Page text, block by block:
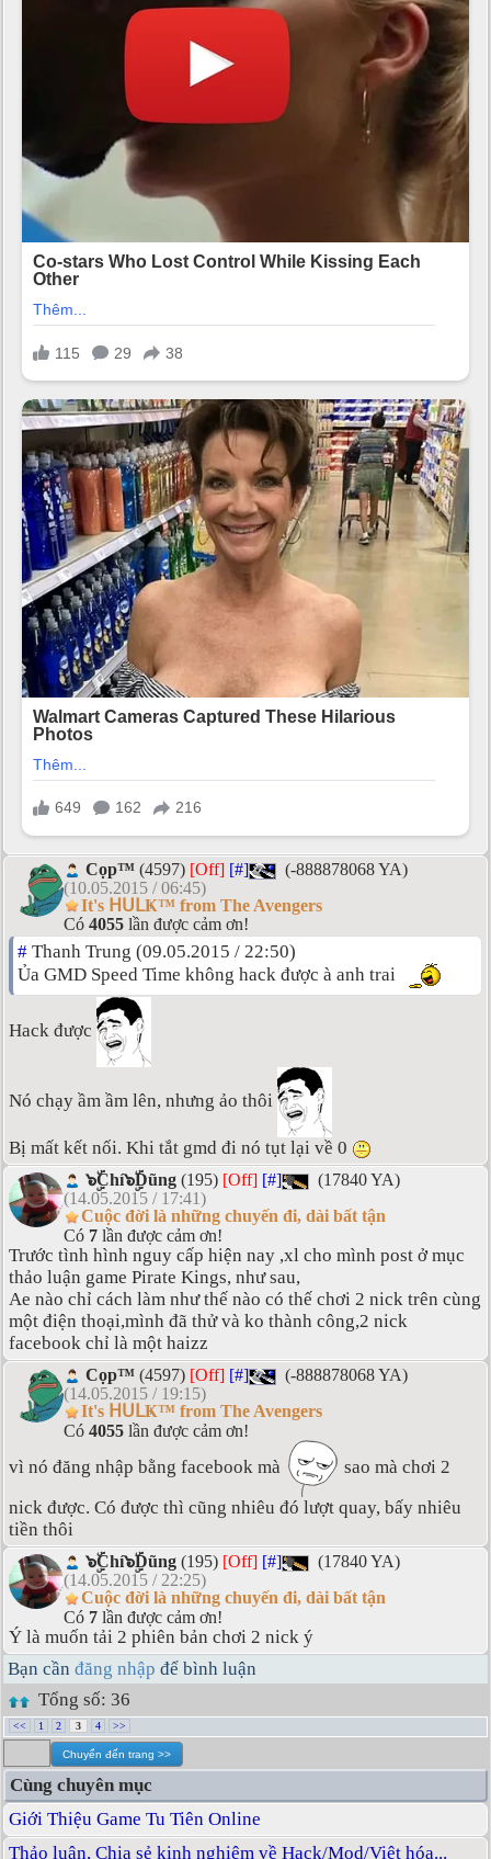
Cọp™ (4597) [Off] [#]
(-888878068 YA)
(10.05.2015 / 06:45)
It's ᕼᑌᒪҜ™ from The Avengers
Có 4055 lần được cảm ơn!
# Thanh Trung (09.05.2015 / 22:50)
Ủa GMD Speed Time không hack được à anh trai
Hack được
Nó chạy ầm ầm lên, nhưng ảo thôi
Bị mất kết nối. Khi tắt gmd đi nó tụt lại về 0
๖ۣۜChí๖ۣۜDũng (195) [Off] [#]
(17840 YA)
(14.05.2015 / 17:41)
Cuộc đời là những chuyến đi, dài bất tận
Có 7 lần được cảm ơn!
Trước tình hình nguy cấp hiện nay ,xl cho mình post ở mục
thảo luận game Pirate Kings, như sau,
Ae nào chỉ cách làm như thế nào có thế chơi 2 nick trên cùng
một điện thoại,mình đã thử và ko thành công,2 nick
facebook chỉ là một haizz
Cọp™ (4597) [Off] [#]
(-888878068 YA)
(14.05.2015 / 19:15)
It's ᕼᑌᒪҜ™ from The Avengers
Có 4055 lần được cảm ơn!
vì nó đăng nhập bằng facebook mà
sao mà chơi 2
nick được. Có được thì cũng nhiêu đó lượt quay, bấy nhiêu
tiền thôi
๖ۣۜChí๖ۣۜDũng (195) [Off] [#]
(17840 YA)
(14.05.2015 / 22:25)
Cuộc đời là những chuyến đi, dài bất tận
Có 7 lần được cảm ơn!
Ý là muốn tải 2 phiên bản chơi 2 nick ý
Bạn cần đăng nhập để bình luận
Tổng số: 36
<< 1 2 3 4 >>
Cùng chuyên mục
Giới Thiệu Game Tu Tiên Online
Thảo luận, Chia sẻ kinh nghiệm về Hack/Mod/Việt hóa...